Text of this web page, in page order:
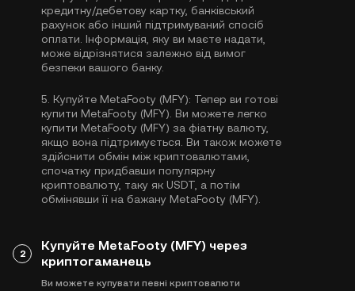
кредитну/дебетову картку, банківський
рахунок або інший підтримуваний спосіб
оплати. Інформація, яку ви маєте надати,
може відрізнятися залежно від вимог
безпеки вашого банку.
5. Купуйте MetaFooty (MFY): Тепер ви готові
купити MetaFooty (MFY). Ви можете легко
купити MetaFooty (MFY) за фіатну валюту,
якщо вона підтримується. Ви також можете
здійснити обмін між криптовалютами,
спочатку придбавши популярну
криптовалюту, таку як USDT , а потім
обмінявши її на бажану MetaFooty (MFY).
2
Купуйте MetaFooty (MFY) через
криптогаманець
Ви можете купувати певні криптовалюти